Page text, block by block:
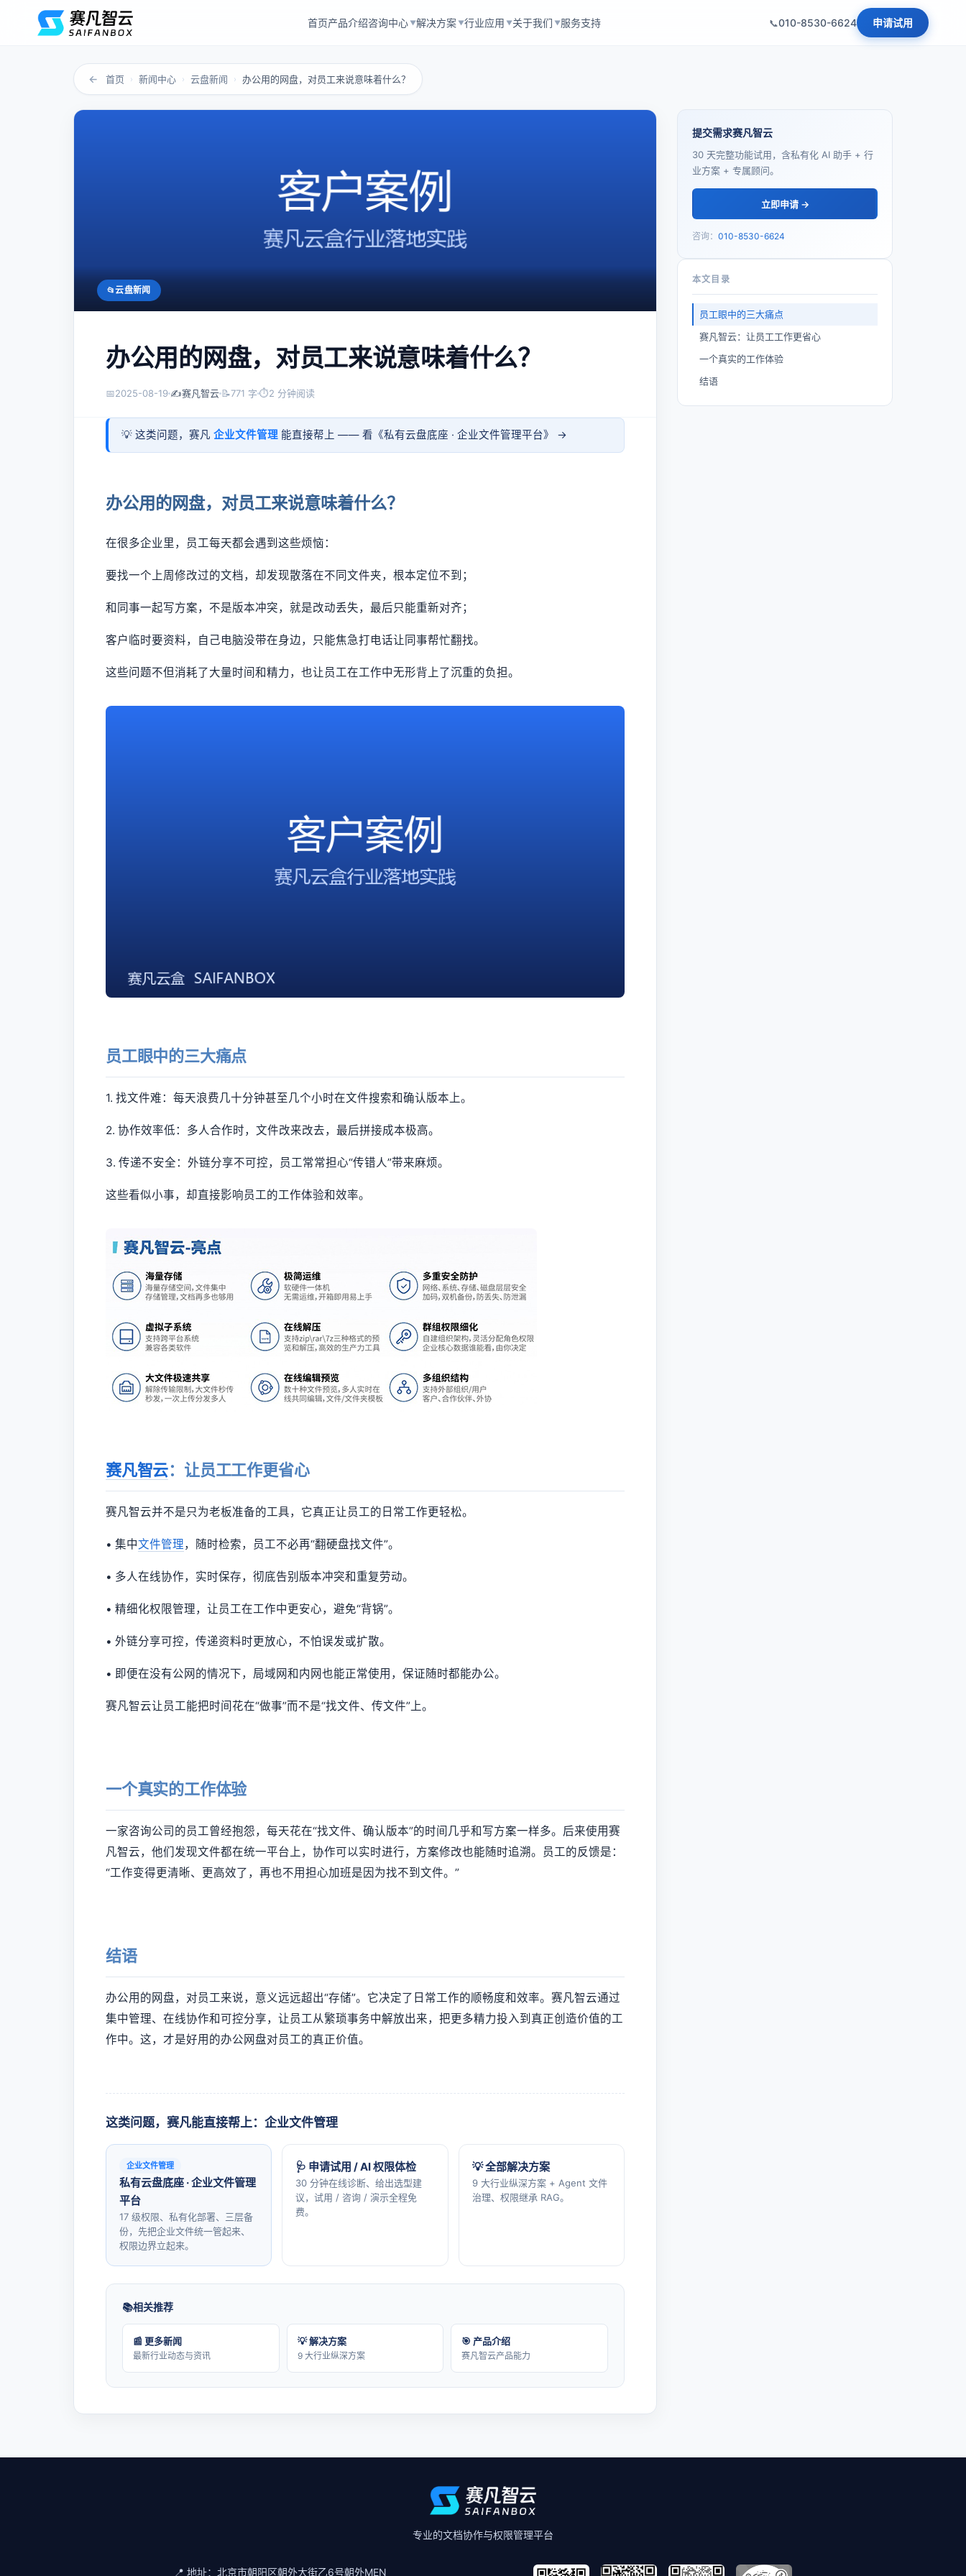
首页产品介绍咨询中心 ▼解决方案 ▼行业应用 ▼关于我们 ▼服务支持 010-8530-6624 申请试用
← 首页 › 新闻中心 › 云盘新闻 › 办公用的网盘，对员工来说意味着什么？
云盘新闻
办公用的网盘，对员工来说意味着什么？
📅2025-08-19 ✍️赛凡智云 📝771 字 ⏱2 分钟阅读
💡 这类问题，赛凡 企业文件管理 能直接帮上 —— 看《私有云盘底座 · 企业文件管理平台》 →
办公用的网盘，对员工来说意味着什么？
在很多企业里，员工每天都会遇到这些烦恼：
要找一个上周修改过的文档，却发现散落在不同文件夹，根本定位不到；
和同事一起写方案，不是版本冲突，就是改动丢失，最后只能重新对齐；
客户临时要资料，自己电脑没带在身边，只能焦急打电话让同事帮忙翻找。
这些问题不但消耗了大量时间和精力，也让员工在工作中无形背上了沉重的负担。
员工眼中的三大痛点
1. 找文件难：每天浪费几十分钟甚至几个小时在文件搜索和确认版本上。
2. 协作效率低：多人合作时，文件改来改去，最后拼接成本极高。
3. 传递不安全：外链分享不可控，员工常常担心“传错人”带来麻烦。
这些看似小事，却直接影响员工的工作体验和效率。
赛凡智云：让员工工作更省心
赛凡智云并不是只为老板准备的工具，它真正让员工的日常工作更轻松。
• 集中文件管理，随时检索，员工不必再“翻硬盘找文件”。
• 多人在线协作，实时保存，彻底告别版本冲突和重复劳动。
• 精细化权限管理，让员工在工作中更安心，避免“背锅”。
• 外链分享可控，传递资料时更放心，不怕误发或扩散。
• 即便在没有公网的情况下，局域网和内网也能正常使用，保证随时都能办公。
赛凡智云让员工能把时间花在“做事”而不是“找文件、传文件”上。
一个真实的工作体验
一家咨询公司的员工曾经抱怨，每天花在“找文件、确认版本”的时间几乎和写方案一样多。后来使用赛
凡智云，他们发现文件都在统一平台上，协作可以实时进行，方案修改也能随时追溯。员工的反馈是：
“工作变得更清晰、更高效了，再也不用担心加班是因为找不到文件。”
结语
办公用的网盘，对员工来说，意义远远超出“存储”。它决定了日常工作的顺畅度和效率。赛凡智云通过
集中管理、在线协作和可控分享，让员工从繁琐事务中解放出来，把更多精力投入到真正创造价值的工
作中。这，才是好用的办公网盘对员工的真正价值。
这类问题，赛凡能直接帮上：企业文件管理
企业文件管理
私有云盘底座 · 企业文件管理
平台
17 级权限、私有化部署、三层备
份，先把企业文件统一管起来、
权限边界立起来。
🩺 申请试用 / AI 权限体检
30 分钟在线诊断、给出选型建
议，试用 / 咨询 / 演示全程免
费。
💡 全部解决方案
9 大行业纵深方案 + Agent 文件
治理、权限继承 RAG。
相关推荐
📰 更多新闻
最新行业动态与资讯
💡 解决方案
9 大行业纵深方案
🎯 产品介绍
赛凡智云产品能力
提交需求赛凡智云
30 天完整功能试用，含私有化 AI 助手 + 行
业方案 + 专属顾问。
立即申请 →
咨询： 010-8530-6624
本文目录
员工眼中的三大痛点
赛凡智云：让员工工作更省心
一个真实的工作体验
结语
专业的文档协作与权限管理平台
📍 地址： 北京市朝阳区朝外大街乙6号朝外MEN